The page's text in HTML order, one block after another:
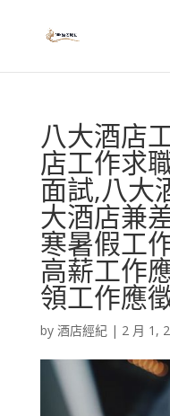
八大酒店
店工作求
面試,八大
大酒店兼
寒暑假工
高薪工作
領工作應
by 酒店經紀| 2 月 1,